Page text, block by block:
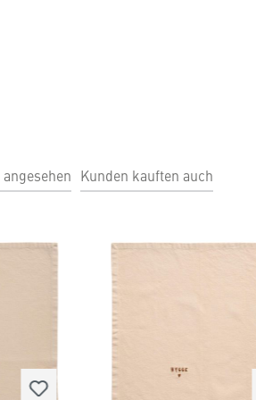
Kunden kauften auch